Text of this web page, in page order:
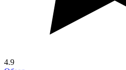
4.9